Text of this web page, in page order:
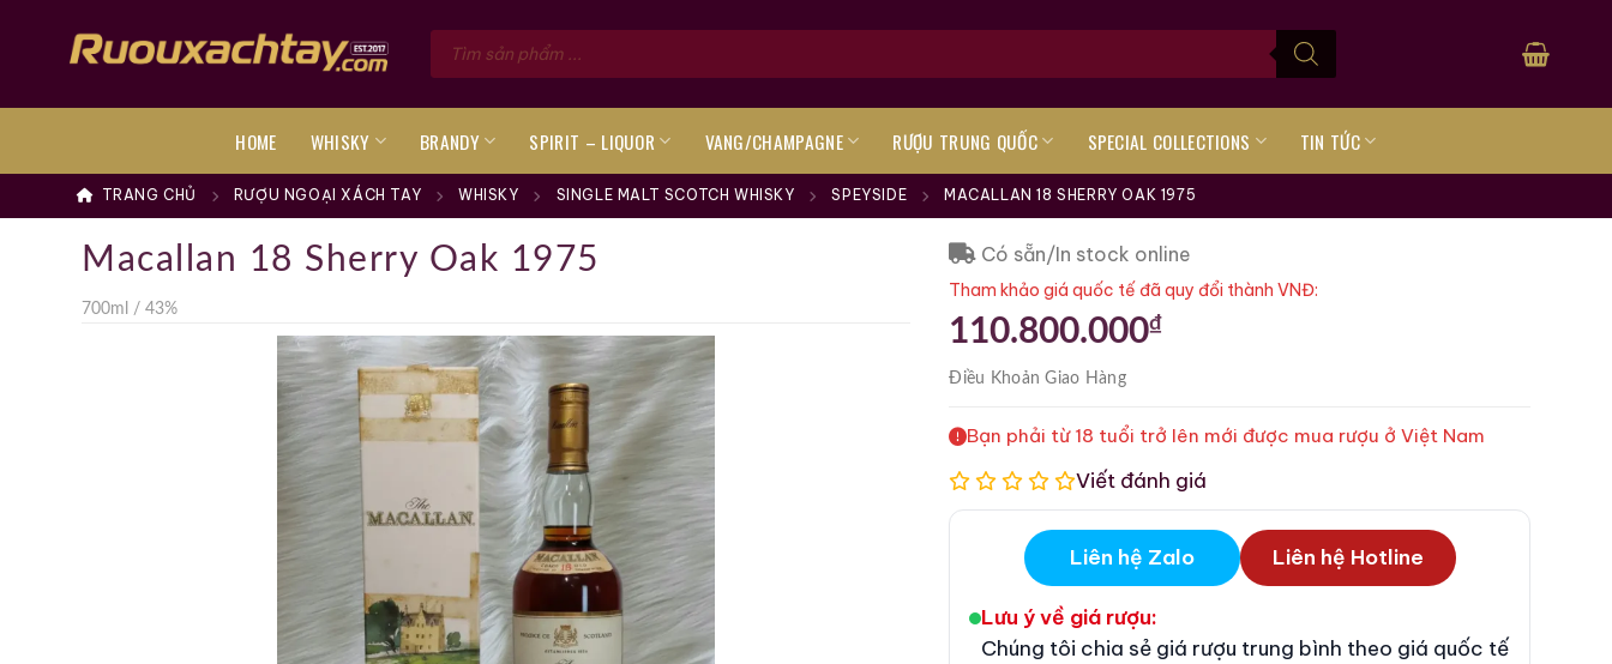
Tìm
kiếm
HOME WHISKY BRANDY SPIRIT – LIQUOR VANG/CHAMPAGNE RƯỢU TRUNG QUỐC SPECIAL COLLECTIONS TIN TỨC
TRANG CHỦ RƯỢU NGOẠI XÁCH TAY WHISKY SINGLE MALT SCOTCH WHISKY SPEYSIDE MACALLAN 18 SHERRY OAK 1975
Macallan 18 Sherry Oak 1975
700ml / 43%
Có sẵn/In stock online
Tham khảo giá quốc tế đã quy đổi thành VNĐ:
110.800.000₫
Điều KhoảnGiao Hàng
Bạn phải từ 18 tuổi trở lên mới được mua rượu ở Việt Nam
Viết đánh giá
Liên hệ Zalo Liên hệ Hotline
Lưu ý về giá rượu:
Chúng tôi chia sẻ giá rượu trung bình theo giá quốc tế